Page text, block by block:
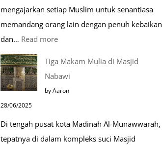
mengajarkan setiap Muslim untuk senantiasa
memandang orang lain dengan penuh kebaikan
dan… Read more:
hari
Tiga Makam Mulia di Masjid
Nabawi
by Aaron
28/06/2025
Di tengah pusat kota Madinah Al-Munawwarah,
tepatnya di dalam kompleks suci Masjid